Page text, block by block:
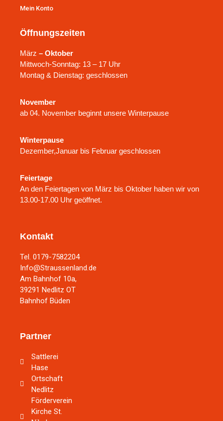
Kontakt
Tel. 0179-7582204
Info@Straussenland.de
Am Bahnhof 10a,
39291 Nedlitz OT
Bahnhof Büden
Partner
Sattlerei
Hase
Ortschaft
Nedlitz
Förderverein
Kirche St.
Öffnungszeiten
März – Oktober
Mittwoch-Sonntag: 13 – 17 Uhr
Montag & Dienstag: geschlossen
November
ab 04. November beginnt unsere Winterpause
Winterpause
Dezember,Januar bis Februar geschlossen
Feiertage
An den Feiertagen von März bis Oktober haben wir von
13.00-17.00 Uhr geöffnet.
Mein Konto